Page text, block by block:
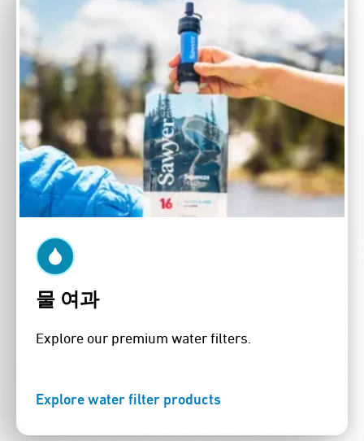
물 여과
Explore our premium water filters.
Explore water filter products